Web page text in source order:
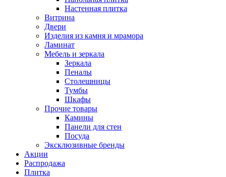
Настенная плитка
Витрина
Двери
Изделия из камня и мрамора
Ламинат
Мебель и зеркала
Зеркала
Пеналы
Столешницы
Тумбы
Шкафы
Прочие товары
Камины
Панели для стен
Посуда
Эксклюзивные бренды
Акции
Распродажа
Плитка